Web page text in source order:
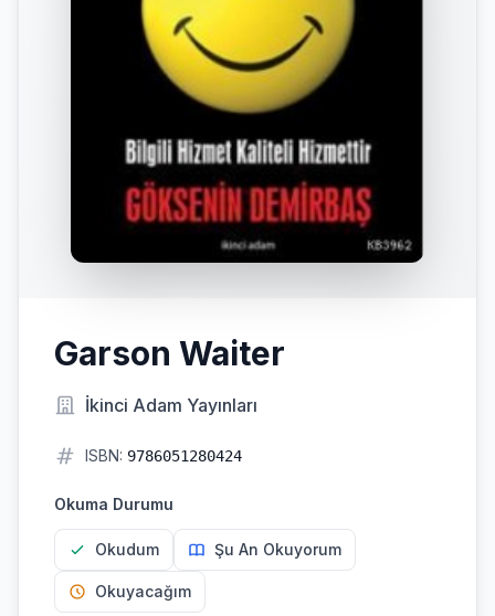
Garson Waiter
İkinci Adam Yayınları
ISBN: 9786051280424
Okuma Durumu
Okudum Şu An Okuyorum
Okuyacağım